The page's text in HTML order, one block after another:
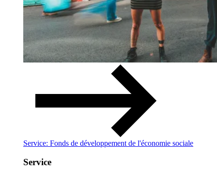
Service: Fonds de développement de l'économie sociale
Service